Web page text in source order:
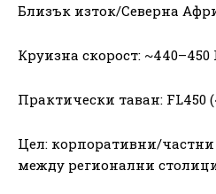
Близък изток/Северна
Круизна скорост: ~440–450
Практически таван: FL450
Цел: корпоративни/частни
между регионални